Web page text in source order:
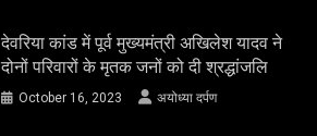
उत्तर प्रदेश की कला और संस्कृतिक से परिचित
होंगे देश भर के युवा खिलाड़ी-डा0 नवनीत सहगल